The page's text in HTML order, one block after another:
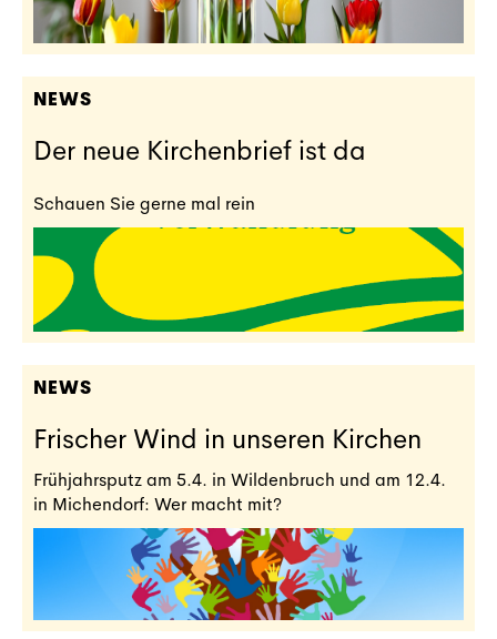
NEWS
Der neue Kirchenbrief ist da
Schauen Sie gerne mal rein
NEWS
Frischer Wind in unseren Kirchen
Frühjahrsputz am 5.4. in Wildenbruch und am 12.4.
in Michendorf: Wer macht mit?